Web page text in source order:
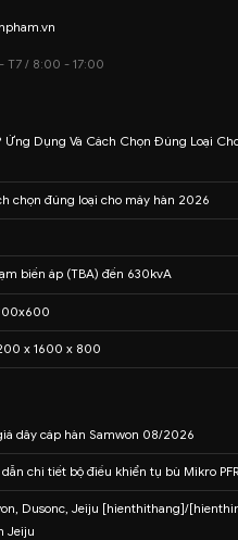
T7 / 8:00 - 17:00
Ứng Dụng Và Cách Chọn Đúng Loại
chọn đúng loại cho máy hàn 2026
biến áp (TBA) đến 630kvA
x 1600 x 800
dây cáp hàn Samwon 08/2026
chi tiết bộ điều khiển tụ bù Mikro
Dusonc, Jeiju [hienthithang]/
Jeiju